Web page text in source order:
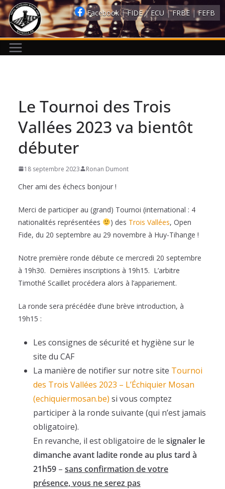
Passer
au
contenu
Le Tournoi des Trois
Vallées 2023 va bientôt
débuter
18 septembre 2023 Ronan Dumont
Cher ami des échecs bonjour !
Merci de participer au (grand) Tournoi (international : 4
nationalités représentées
) des Trois Vallées, Open
Fide, du 20 septembre au 29 novembre à Huy-Tihange !
Notre première ronde débute ce mercredi 20 septembre
à 19h30. Dernières inscriptions à 19h15. L’arbitre
Timothé Scaillet procédera alors à l’appariement.
La ronde sera précédée d’une brève introduction, à
19h15 :
Les consignes de sécurité et hygiène sur le
site du CAF
La manière de notifier sur notre site Tournoi
des Trois Vallées 2023 – L’Échiquier Mosan
(echiquiermosan.be) si vous comptez
participer à la ronde suivante (qui n’est jamais
obligatoire).
En revanche, il est obligatoire de le signaler le
dimanche avant ladite ronde au plus tard à
21h59 – sans confirmation de votre
présence, vous ne serez pas
Facebook| FIDE| ECU | FRBE | FEFB